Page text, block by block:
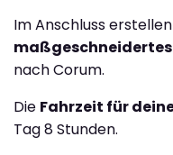
Im Anschluss
nach Corum.
Die Fahrzeit für
Tag 8 Stunden.